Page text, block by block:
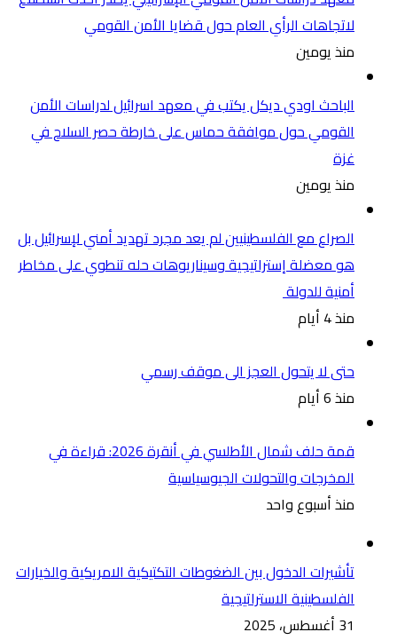
لاتجاهات الرأي العام حول قضايا الأمن القومي
منذ يومين
الباحث اودي ديكل يكتب في معهد اسرائيل لدراسات الأمن
القومي حول موافقة حماس على خارطة حصر السلاح في
غزة
منذ يومين
الصراع مع الفلسطينيين لم يعد مجرد تهديد أمني لإسرائيل بل
هو معضلة إستراتيجية وسيناريوهات حله تنطوي على مخاطر
أمنية للدولة
منذ 4 أيام
حتى لا يتحول العجز الى موقف رسمي
منذ 6 أيام
قمة حلف شمال الأطلسي في أنقرة 2026: قراءة في
المخرجات والتحولات الجيوسياسية
منذ أسبوع واحد
تأشيرات الدخول بين الضغوطات التكتيكية الامريكية والخيارات
الفلسطينية الاستراتيجية
31 أغسطس، 2025